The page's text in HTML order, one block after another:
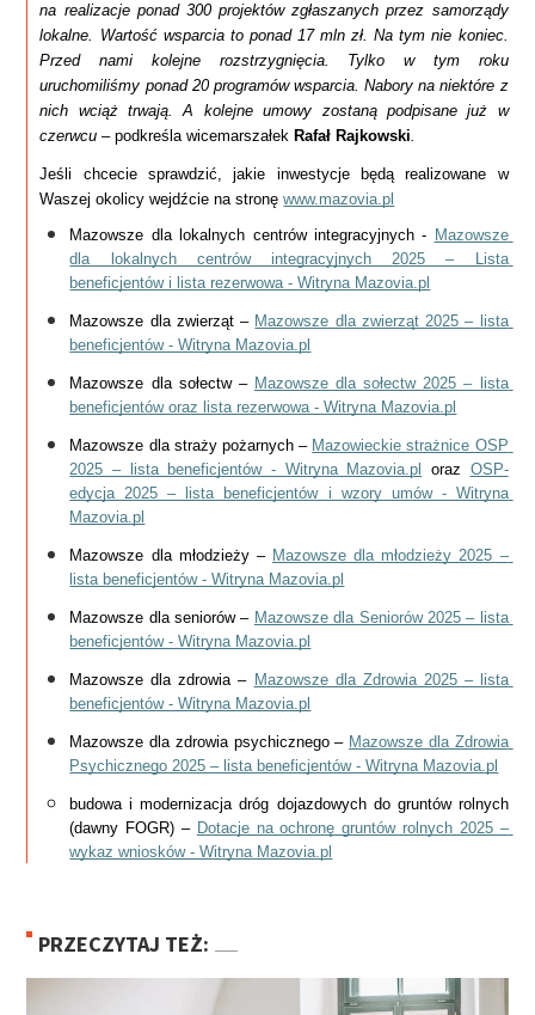
na realizacje ponad 300 projektów zgłaszanych przez samorządy
lokalne. Wartość wsparcia to ponad 17 mln zł. Na tym nie koniec.
Przed nami kolejne rozstrzygnięcia. Tylko w tym roku
uruchomiliśmy ponad 20 programów wsparcia. Nabory na niektóre z
nich wciąż trwają. A kolejne umowy zostaną podpisane już w
czerwcu – podkreśla wicemarszałek Rafał Rajkowski.
Jeśli chcecie sprawdzić, jakie inwestycje będą realizowane w
Waszej okolicy wejdźcie na stronę www.mazovia.pl
Mazowsze dla lokalnych centrów integracyjnych - Mazowsze
dla lokalnych centrów integracyjnych 2025 – Lista
beneficjentów i lista rezerwowa - Witryna Mazovia.pl
Mazowsze dla zwierząt – Mazowsze dla zwierząt 2025 – lista
beneficjentów - Witryna Mazovia.pl
Mazowsze dla sołectw – Mazowsze dla sołectw 2025 – lista
beneficjentów oraz lista rezerwowa - Witryna Mazovia.pl
Mazowsze dla straży pożarnych – Mazowieckie strażnice OSP
2025 – lista beneficjentów - Witryna Mazovia.pl
oraz OSP-
edycja 2025 – lista beneficjentów i wzory umów - Witryna
Mazovia.pl
Mazowsze dla młodzieży – Mazowsze dla młodzieży 2025 –
lista beneficjentów - Witryna Mazovia.pl
Mazowsze dla seniorów – Mazowsze dla Seniorów 2025 – lista
beneficjentów - Witryna Mazovia.pl
Mazowsze dla zdrowia – Mazowsze dla Zdrowia 2025 – lista
beneficjentów - Witryna Mazovia.pl
Mazowsze dla zdrowia psychicznego – Mazowsze dla Zdrowia
Psychicznego 2025 – lista beneficjentów - Witryna Mazovia.pl
budowa i modernizacja dróg dojazdowych do gruntów rolnych
(dawny FOGR) – Dotacje na ochronę gruntów rolnych 2025 –
wykaz wniosków - Witryna Mazovia.pl
PRZECZYTAJ TEŻ: